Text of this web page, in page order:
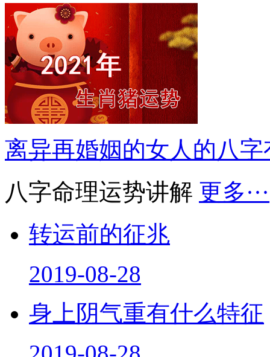
离异再婚姻的女人的八
八字命理运势讲解 更多···
转运前的征兆
2019-08-28
身上阴气重有什么特征
2019-08-28